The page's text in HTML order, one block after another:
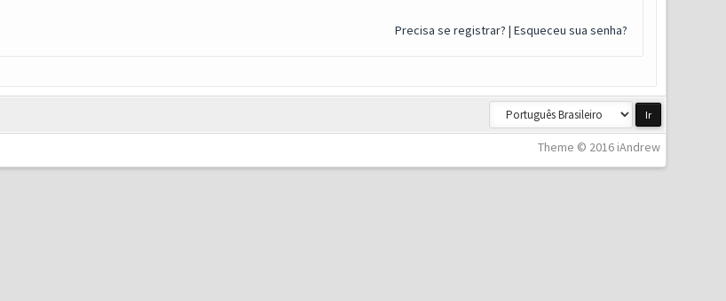
Precisa se registrar? | Esqueceu sua senha?
Theme © 2016 iAndrew